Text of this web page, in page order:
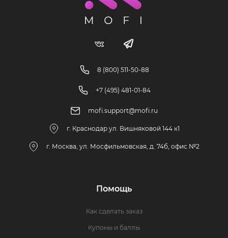
8 (800) 511-50-88
+7 (495) 481-01-84
mofi.support@mofi.ru
г. Краснодар ул. Вишняковой 144 к1
г. Москва, ул. Мосфильмовская, д. 74б, офис №2
Помощь
Как сделать заказ
Купоны и баллы